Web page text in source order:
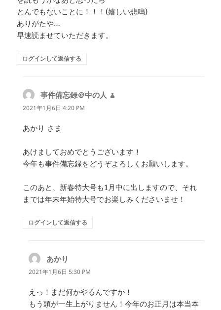
とんでもないことに！！！(嬉しい悲鳴)
ありがたや…
早速読ませていただきます。
ログインして返信する
事件備忘録＠中の人
2021年1月6日 4:20 PM
あかり さま
あけましておめでとうございます！
今年も事件備忘録をどうぞよろしくお願いします。
このあと、新春特大号も1月中に出しますので、それ
までは年末年始特大号でお楽しみくださいませ！
ログインして返信する
あかり
り:
2021年1月6日 5:30 PM
えっ！まだ何かやるんですか！
もう頭が一生上がりません！今年のお正月は本当本